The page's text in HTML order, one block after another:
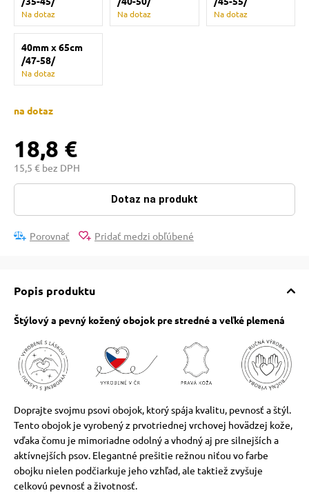
mačky
mačky
poukazy
Na dotaz Na dotaz Na dotaz
40mm x 65cm
/47-58/
Na dotaz
na dotaz
18,8 €
15,5 € bez DPH
Dotaz na produkt
Porovnať Pridať medzi obľúbené
Popis produktu
Štýlový a pevný kožený obojok pre stredné a veľké plemená
Doprajte svojmu psovi obojok, ktorý spája kvalitu, pevnosť a štýl.
Tento obojok je vyrobený z prvotriednej vrchovej hovädzej kože,
vďaka čomu je mimoriadne odolný a vhodný aj pre silnejších a
aktívnejších psov. Elegantné prešitie režnou niťou vo farbe
obojku nielen podčiarkuje jeho vzhľad, ale taktiež zvyšuje
celkovú pevnosť a životnosť.